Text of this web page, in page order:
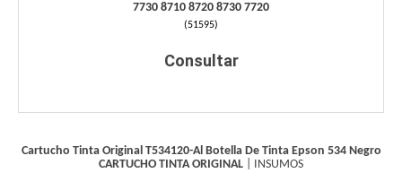
7730 8710 8720 8730 7720
(51595)
Consultar
Cartucho Tinta Original T534120-Al Botella De Tinta Epson 534 Negro
CARTUCHO TINTA ORIGINAL
INSUMOS